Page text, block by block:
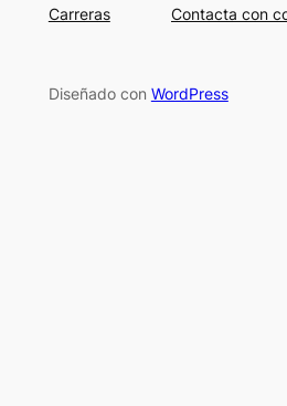
Carreras
Contacta con
Diseñado con WordPress